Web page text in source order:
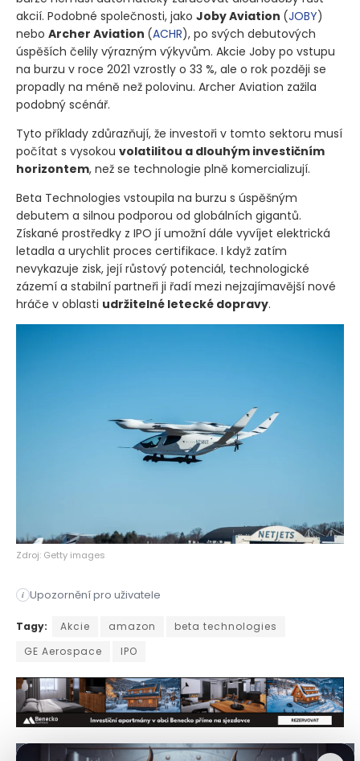
akcií. Podobné společnosti, jako Joby Aviation (JOBY)
nebo Archer Aviation (ACHR), po svých debutových
úspěších čelily výrazným výkyvům. Akcie Joby po vstupu
na burzu v roce 2021 vzrostly o 33 %, ale o rok později se
propadly na méně než polovinu. Archer Aviation zažila
podobný scénář.
Tyto příklady zdůrazňují, že investoři v tomto sektoru musí
počítat s vysokou volatilitou a dlouhým investičním
horizontem, než se technologie plně komercializují.
Beta Technologies vstoupila na burzu s úspěšným
debutem a silnou podporou od globálních gigantů.
Získané prostředky z IPO jí umožní dále vyvíjet elektrická
letadla a urychlit proces certifikace. I když zatím
nevykazuje zisk, její růstový potenciál, technologické
zázemí a stabilní partneři ji řadí mezi nejzajímavější nové
hráče v oblasti udržitelné letecké dopravy.
Zdroj: Getty images
i Upozornění pro uživatele
Společnost Beta Technologies, výrobce elektrických letadel
Tagy: Akcie amazon
beta technologies
GE Aerospace
IPO